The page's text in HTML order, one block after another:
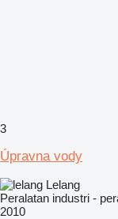
3
Úpravna vody
Lelang
Peralatan industri -
2010